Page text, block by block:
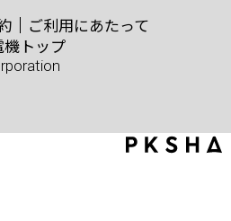
ご利用にあたって
機トップ